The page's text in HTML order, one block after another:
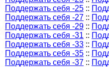
Поддержать себя -25 ::
Поддержать себя -27 ::
Поддержать себя -29 ::
Поддержать себя -31 ::
Поддержать себя -33 ::
Поддержать себя -35 ::
Поддержать себя -37 ::